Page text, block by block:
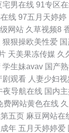
资源人人草
宅男在线 91专区
线 97五月天婷婷
网站 久草视频8
狠狠操欧美性爱
天美果冻传媒 久
学生妹avav 国产
剧观看 人妻少妇
夜导航在线 国内
费网站黄色在线
五页 麻豆网站在
年 五月天婷婷爱